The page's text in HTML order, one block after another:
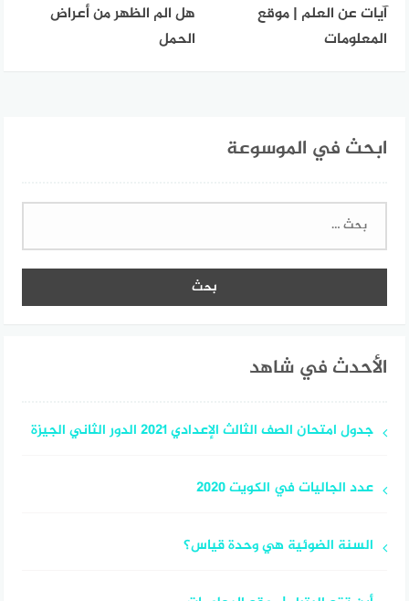
آيات عن العلم | موقع
المعلومات
هل الم الظهر من أعراض
الحمل
ابحث في الموسوعة
البحث
الأحدث في شاهد
جدول امتحان الصف الثالث الإعدادي 2021 الدور الثاني الجيزة
عدد الجاليات في الكويت 2020
السنة الضوئية هي وحدة قياس؟